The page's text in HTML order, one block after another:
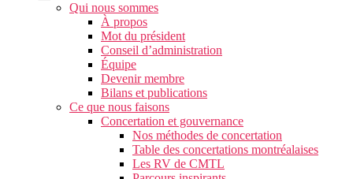
Qui nous sommes
À propos
Mot du président
Conseil d’administration
Équipe
Devenir membre
Bilans et publications
Ce que nous faisons
Concertation et gouvernance
Nos méthodes de concertation
Table des concertations montréalaises
Les RV de CMTL